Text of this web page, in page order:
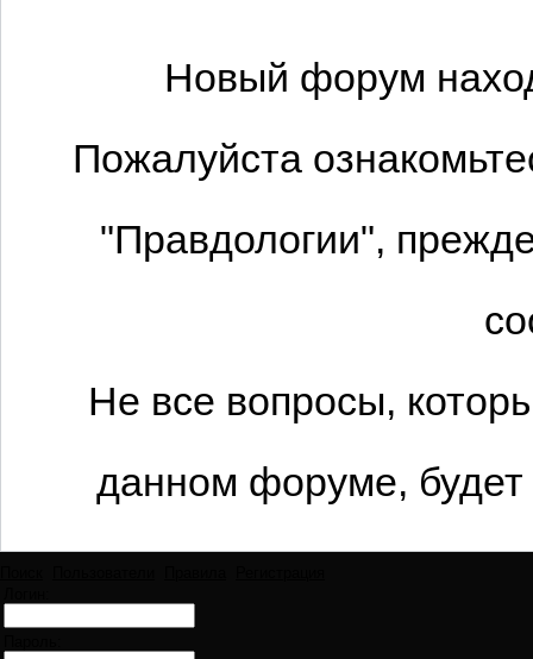
Новый форум
Пожалуйста
"Правдологии",
Не все вопросы,
данном форуме,